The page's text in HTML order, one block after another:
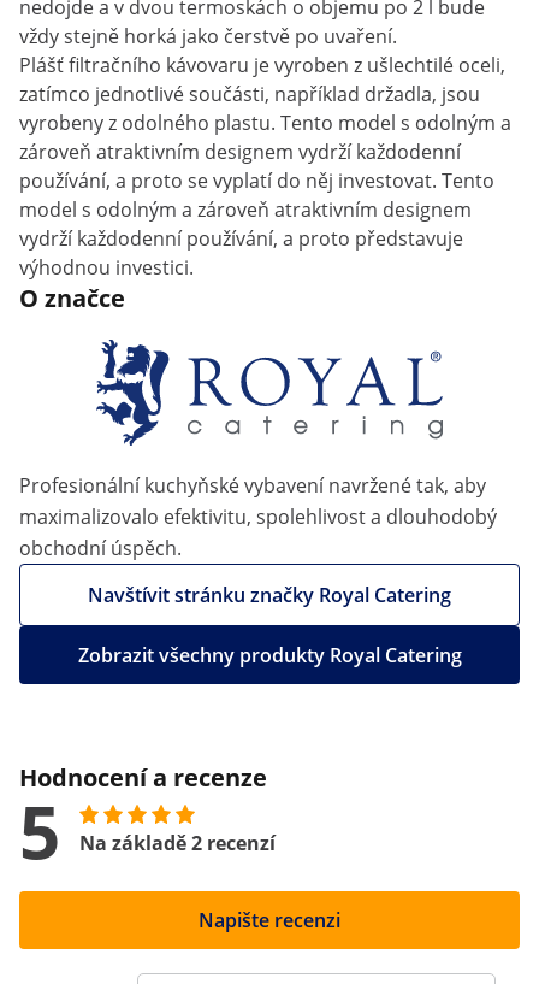
nedojde a v dvou termoskách o objemu po 2 l bude
vždy stejně horká jako čerstvě po uvaření.
Plášť filtračního kávovaru je vyroben z ušlechtilé oceli,
zatímco jednotlivé součásti, například držadla, jsou
vyrobeny z odolného plastu. Tento model s odolným a
zároveň atraktivním designem vydrží každodenní
používání, a proto se vyplatí do něj investovat. Tento
model s odolným a zároveň atraktivním designem
vydrží každodenní používání, a proto představuje
výhodnou investici.
O značce
Profesionální kuchyňské vybavení navržené tak, aby
maximalizovalo efektivitu, spolehlivost a dlouhodobý
obchodní úspěch.
Navštívit stránku značky Royal Catering
Zobrazit všechny produkty Royal Catering
Hodnocení a recenze
5 Na základě 2 recenzí
Napište recenzi